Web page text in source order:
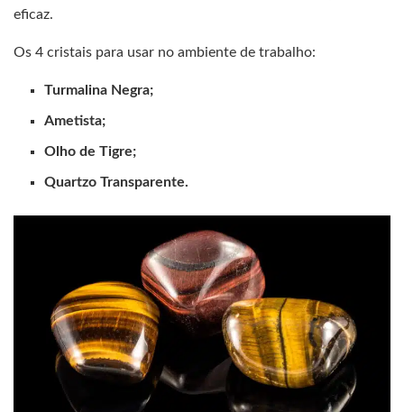
eficaz.
Os 4 cristais para usar no ambiente de trabalho:
Turmalina Negra;
Ametista;
Olho de Tigre;
Quartzo Transparente.